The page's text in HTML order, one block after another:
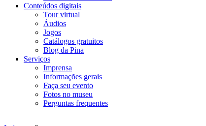
Conteúdos digitais
Tour virtual
Áudios
Jogos
Catálogos gratuitos
Blog da Pina
Serviços
Imprensa
Informações gerais
Faça seu evento
Fotos no museu
Perguntas frequentes